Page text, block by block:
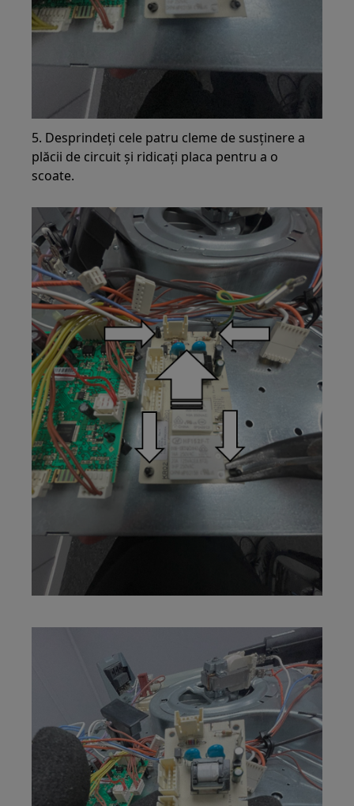
5. Desprindeți cele patru cleme de susținere a
plăcii de circuit și ridicați placa pentru a o
scoate.